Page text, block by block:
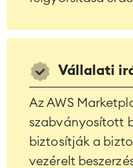
Vállalati
Az AWS
szabványosított
biztosítják a
vezérelt